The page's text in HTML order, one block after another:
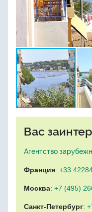
Вас
Агентство
Франция: +33
Москва: +7 (495)
Санкт-Петербург: